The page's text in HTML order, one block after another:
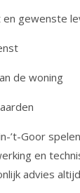
gewenste
de woning
’t-Goor
en
advies